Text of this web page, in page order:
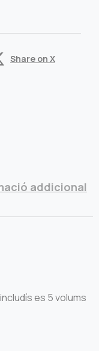
Share on X
addicional
es 5 volums